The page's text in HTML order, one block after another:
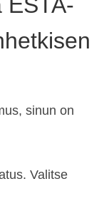
sinun on
Valitse